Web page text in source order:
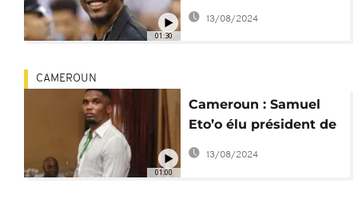
01:30
de Samuel Eto'o à la
13/08/2024
01:00
CAMEROUN
Cameroun : Samuel
Eto’o élu président de
la Fédération de
13/08/2024